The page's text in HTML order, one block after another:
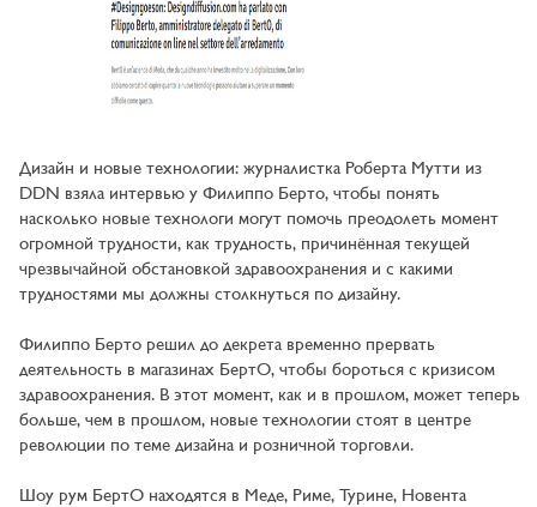
Дизайн и новые технологии: журналистка Роберта Мутти из
DDN взяла интервью у Филиппо Берто, чтобы понять
насколько новые технологи могут помочь преодолеть момент
огромной трудности, как трудность, причинённая текущей
чрезвычайной обстановкой здравоохранения и с какими
трудностями мы должны столкнуться по дизайну.
Филиппо Берто решил до декрета временно прервать
деятельность в магазинах БертО, чтобы бороться с кризисом
здравоохранения. В этот момент, как и в прошлом, может теперь
больше, чем в прошлом, новые технологии стоят в центре
революции по теме дизайна и розничной торговли.
Шоу рум БертО находятся в Меде, Риме, Турине, Новента